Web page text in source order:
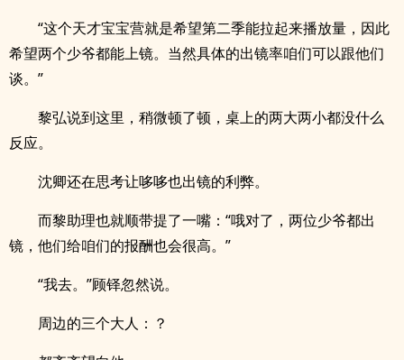
“这个天才宝宝营就是希望第二季能拉起来播放量，因此
希望两个少爷都能上镜。当然具体的出镜率咱们可以跟他们
谈。”
黎弘说到这里，稍微顿了顿，桌上的两大两小都没什么
反应。
沈卿还在思考让哆哆也出镜的利弊。
而黎助理也就顺带提了一嘴：“哦对了，两位少爷都出
镜，他们给咱们的报酬也会很高。”
“我去。”顾铎忽然说。
周边的三个大人：？